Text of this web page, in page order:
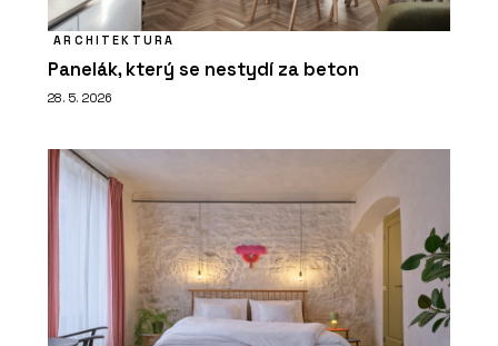
ARCHITEKTURA
Panelák, který se nestydí za beton
28. 5. 2026